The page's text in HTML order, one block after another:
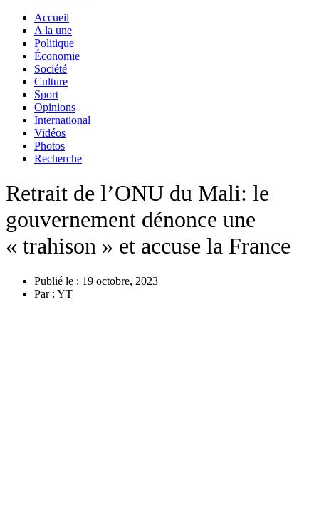
Accueil
A la une
Politique
Économie
Société
Culture
Sport
Opinions
International
Vidéos
Photos
Recherche
Retrait de l’ONU du Mali: le
gouvernement dénonce une
« trahison » et accuse la France
Publié le : 19 octobre, 2023
Par : YT